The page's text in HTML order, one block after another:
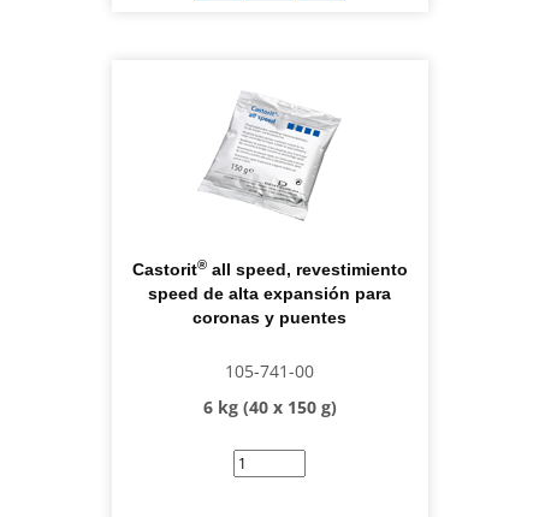
Castorit®all speed, revestimiento
speed de alta expansión para
coronas y puentes
105-741-00
6 kg (40 x 150 g)